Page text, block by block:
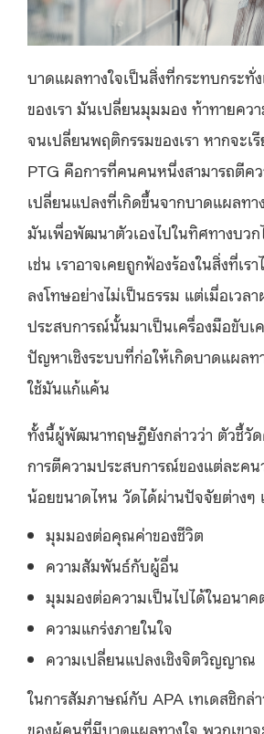
บาดแผลทางใจเป็นสิ่งที่กระทบกระทั่
ของเรา มันเปลี่ยนมุมมอง ท้าทายคว
จนเปลี่ยนพฤติกรรมของเรา หากจะเ
PTG คือการที่คนคนหนึ่งสามารถตีค
เปลี่ยนแปลงที่เกิดขึ้นจากบาดแผลทา
มันเพื่อพัฒนาตัวเองไปในทิศทางบวก
เช่น เราอาจเคยถูกฟ้องร้องในสิ่งที่เร
ลงโทษอย่างไม่เป็นธรรม แต่เมื่อเวลา
ประสบการณ์นั้นมาเป็นเครื่องมือขับเ
ปัญหาเชิงระบบที่ก่อให้เกิดบาดแผล
ใช้มันแก้แค้น
ทั้งนี้ผู้พัฒนาทฤษฎียังกล่าวว่า ตัวชี้วัด
การตีความประสบการณ์ของแต่ละคน
น้อยขนาดไหน วัดได้ผ่านปัจจัยต่างๆ
มุมมองต่อคุณค่าของชีวิต
ความสัมพันธ์กับผู้อื่น
มุมมองต่อความเป็นไปได้ในอนาค
ความแกร่งภายในใจ
ความเปลี่ยนแปลงเชิงจิตวิญญาณ
ในการสัมภาษณ์กับ APA เทเดสชิกล่า
ของผู้คนที่มีบาดแผลทางใจ พวกเขา